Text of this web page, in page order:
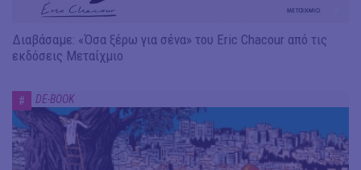
Διαβάσαμε: «Όσα ξέρω για σένα» του Eric Chacour από τις
εκδόσεις Μεταίχμιο
# DE-BOOK